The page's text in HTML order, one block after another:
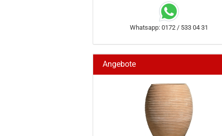
Whatsapp: 0172 / 533 04 31
Angebote